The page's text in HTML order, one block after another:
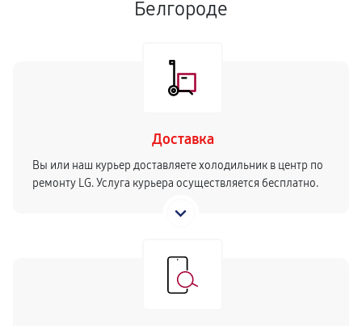
Белгороде
Доставка
Вы или наш курьер доставляете холодильник в центр по
ремонту LG. Услуга курьера осуществляется бесплатно.